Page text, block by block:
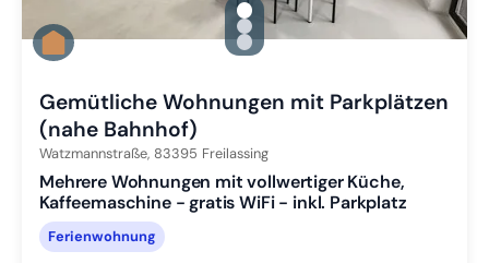
gallery.slide_selector
Zu Slide 1 wechseln
Zu Slide 2 wechseln
Zu Slide 3 wechseln
Gemütliche Wohnungen mit Parkplätzen
(nahe Bahnhof)
Watzmannstraße, 83395 Freilassing
Mehrere Wohnungen mit vollwertiger Küche,
Kaffeemaschine - gratis WiFi - inkl. Parkplatz
Ferienwohnung